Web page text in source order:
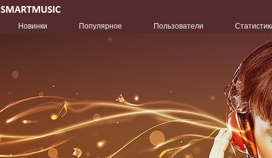
Новинки Популярное Пользователи